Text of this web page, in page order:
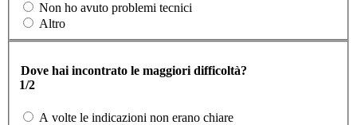
Non ho avuto problemi tecnici
Altro
Dove hai incontrato le maggiori difficoltà?
1/2
A volte le indicazioni non erano chiare